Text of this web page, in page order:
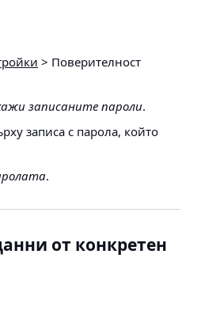
> Поверителност
записаните пароли.
записа с парола, който
.
от конкретен